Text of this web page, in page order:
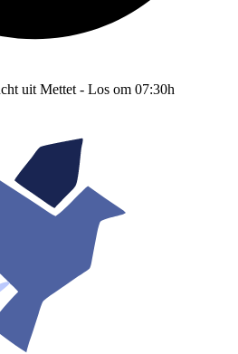
uit Mettet - Los om 07:30h